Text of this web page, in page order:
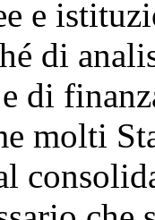
e
di
di
Stati